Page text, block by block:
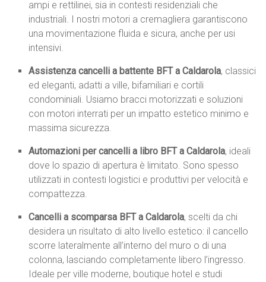
ampi e rettilinei, sia in contesti residenziali che
industriali. I nostri motori a cremagliera garantiscono
una movimentazione fluida e sicura, anche per usi
intensivi.
Assistenza cancelli a battente BFT a Caldarola, classici
ed eleganti, adatti a ville, bifamiliari e cortili
condominiali. Usiamo bracci motorizzati e soluzioni
con motori interrati per un impatto estetico minimo e
massima sicurezza.
Automazioni per cancelli a libro BFT a Caldarola, ideali
dove lo spazio di apertura è limitato. Sono spesso
utilizzati in contesti logistici e produttivi per velocità e
compattezza.
Cancelli a scomparsa BFT a Caldarola, scelti da chi
desidera un risultato di alto livello estetico: il cancello
scorre lateralmente all’interno del muro o di una
colonna, lasciando completamente libero l’ingresso.
Ideale per ville moderne, boutique hotel e studi